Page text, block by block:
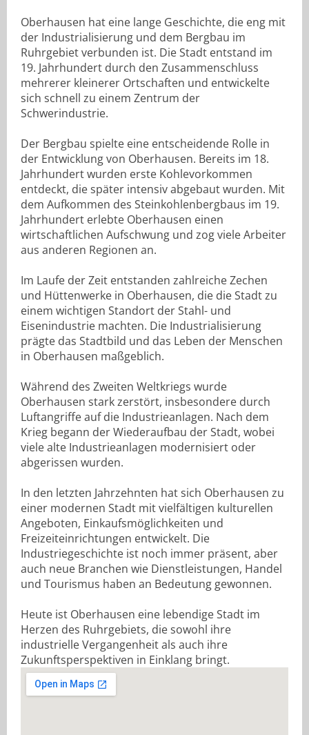
Oberhausen hat eine lange Geschichte, die eng mit
der Industrialisierung und dem Bergbau im
Ruhrgebiet verbunden ist. Die Stadt entstand im
19. Jahrhundert durch den Zusammenschluss
mehrerer kleinerer Ortschaften und entwickelte
sich schnell zu einem Zentrum der
Schwerindustrie.
Der Bergbau spielte eine entscheidende Rolle in
der Entwicklung von Oberhausen. Bereits im 18.
Jahrhundert wurden erste Kohlevorkommen
entdeckt, die später intensiv abgebaut wurden. Mit
dem Aufkommen des Steinkohlenbergbaus im 19.
Jahrhundert erlebte Oberhausen einen
wirtschaftlichen Aufschwung und zog viele Arbeiter
aus anderen Regionen an.
Im Laufe der Zeit entstanden zahlreiche Zechen
und Hüttenwerke in Oberhausen, die die Stadt zu
einem wichtigen Standort der Stahl- und
Eisenindustrie machten. Die Industrialisierung
prägte das Stadtbild und das Leben der Menschen
in Oberhausen maßgeblich.
Während des Zweiten Weltkriegs wurde
Oberhausen stark zerstört, insbesondere durch
Luftangriffe auf die Industrieanlagen. Nach dem
Krieg begann der Wiederaufbau der Stadt, wobei
viele alte Industrieanlagen modernisiert oder
abgerissen wurden.
In den letzten Jahrzehnten hat sich Oberhausen zu
einer modernen Stadt mit vielfältigen kulturellen
Angeboten, Einkaufsmöglichkeiten und
Freizeiteinrichtungen entwickelt. Die
Industriegeschichte ist noch immer präsent, aber
auch neue Branchen wie Dienstleistungen, Handel
und Tourismus haben an Bedeutung gewonnen.
Heute ist Oberhausen eine lebendige Stadt im
Herzen des Ruhrgebiets, die sowohl ihre
industrielle Vergangenheit als auch ihre
Zukunftsperspektiven in Einklang bringt.